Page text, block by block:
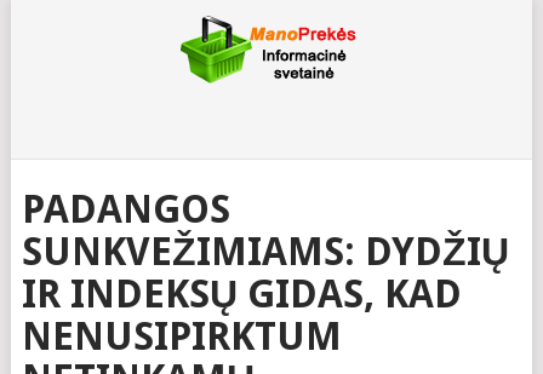
PADANGOS
SUNKVEŽIMIAMS: DYDŽIŲ
IR INDEKSŲ GIDAS, KAD
NENUSIPIRKTUM